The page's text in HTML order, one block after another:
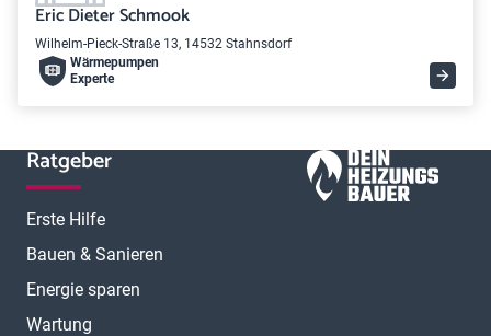
Eric Dieter Schmook
Wilhelm-Pieck-Straße 13, 14532 Stahnsdorf
Wärme­pumpen
Experte
Ratgeber
Erste Hilfe
Bauen & Sanieren
Energie sparen
Wartung